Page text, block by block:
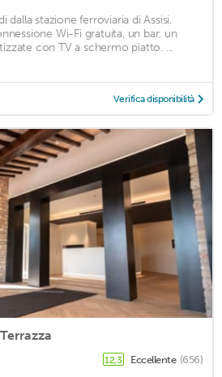
dalla stazione ferroviaria di Assisi,
Wi-Fi gratuita, un bar, un
con TV a schermo piatto. ...
Verifica disponibilità
12,3 Eccellente (656)